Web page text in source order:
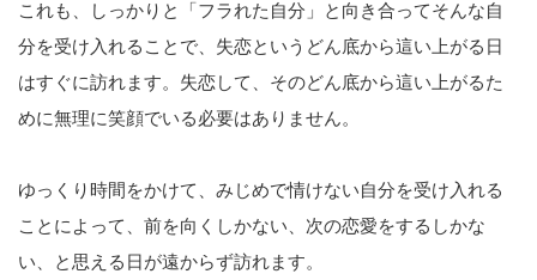
これも、しっかりと「フラれた自分」と向き合ってそんな自
分を受け入れることで、失恋というどん底から這い上がる日
はすぐに訪れます。失恋して、そのどん底から這い上がるた
めに無理に笑顔でいる必要はありません。
ゆっくり時間をかけて、みじめで情けない自分を受け入れる
ことによって、前を向くしかない、次の恋愛をするしかな
い、と思える日が遠からず訪れます。